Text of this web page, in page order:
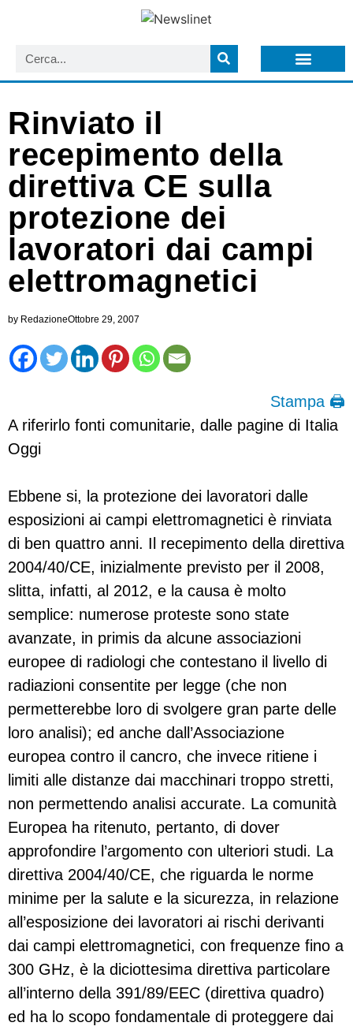
Rinviato il
recepimento della
direttiva CE sulla
protezione dei
lavoratori dai campi
elettromagnetici
by RedazioneOttobre 29, 2007
Stampa 🖨
A riferirlo fonti comunitarie, dalle pagine di Italia
Oggi
Ebbene si, la protezione dei lavoratori dalle
esposizioni ai campi elettromagnetici è rinviata
di ben quattro anni. Il recepimento della direttiva
2004/40/CE, inizialmente previsto per il 2008,
slitta, infatti, al 2012, e la causa è molto
semplice: numerose proteste sono state
avanzate, in primis da alcune associazioni
europee di radiologi che contestano il livello di
radiazioni consentite per legge (che non
permetterebbe loro di svolgere gran parte delle
loro analisi); ed anche dall’Associazione
europea contro il cancro, che invece ritiene i
limiti alle distanze dai macchinari troppo stretti,
non permettendo analisi accurate. La comunità
Europea ha ritenuto, pertanto, di dover
approfondire l’argomento con ulteriori studi. La
direttiva 2004/40/CE, che riguarda le norme
minime per la salute e la sicurezza, in relazione
all’esposizione dei lavoratori ai rischi derivanti
dai campi elettromagnetici, con frequenze fino a
300 GHz, è la diciottesima direttiva particolare
all’interno della 391/89/EEC (direttiva quadro)
ed ha lo scopo fondamentale di proteggere dai